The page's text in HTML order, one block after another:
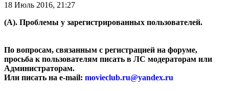
18 Июль 2016, 21:27
(А). Проблемы у зарегистрированных пользователей.
По вопросам, связанным с регистрацией на форуме,
просьба к пользователям писать в ЛС модераторам или
Администраторам.
Или писать на e-mail: movieclub.ru@yandex.ru